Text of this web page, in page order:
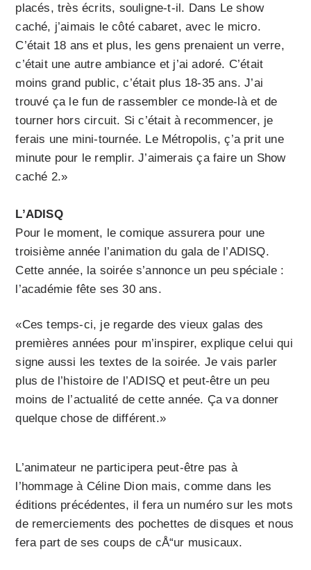
placés, très écrits, souligne-t-il. Dans Le show
caché, j’aimais le côté cabaret, avec le micro.
C’était 18 ans et plus, les gens prenaient un verre,
c’était une autre ambiance et j’ai adoré. C’était
moins grand public, c’était plus 18-35 ans. J’ai
trouvé ça le fun de rassembler ce monde-là et de
tourner hors circuit. Si c’était à recommencer, je
ferais une mini-tournée. Le Métropolis, ç’a prit une
minute pour le remplir. J’aimerais ça faire un Show
caché 2.»
L’ADISQ
Pour le moment, le comique assurera pour une
troisième année l’animation du gala de l’ADISQ.
Cette année, la soirée s’annonce un peu spéciale :
l’académie fête ses 30 ans.
«Ces temps-ci, je regarde des vieux galas des
premières années pour m’inspirer, explique celui qui
signe aussi les textes de la soirée. Je vais parler
plus de l’histoire de l’ADISQ et peut-être un peu
moins de l’actualité de cette année. Ça va donner
quelque chose de différent.»
L’animateur ne participera peut-être pas à
l’hommage à Céline Dion mais, comme dans les
éditions précédentes, il fera un numéro sur les mots
de remerciements des pochet­tes de disques et nous
fera part de ses coups de cÅ“ur musicaux.